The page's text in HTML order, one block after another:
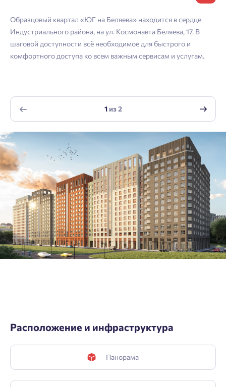
Отправить
Образцовый квартал «ЮГ на Беляева» находится в сердце
Индустриального района, на ул. Космонавта Беляева, 17. В
шаговой доступности всё необходимое для быстрого и
комфортного доступа ко всем важным сервисам и услугам.
1из2
Расположение и инфраструктура
Панорама
Подтвердить
Отправить